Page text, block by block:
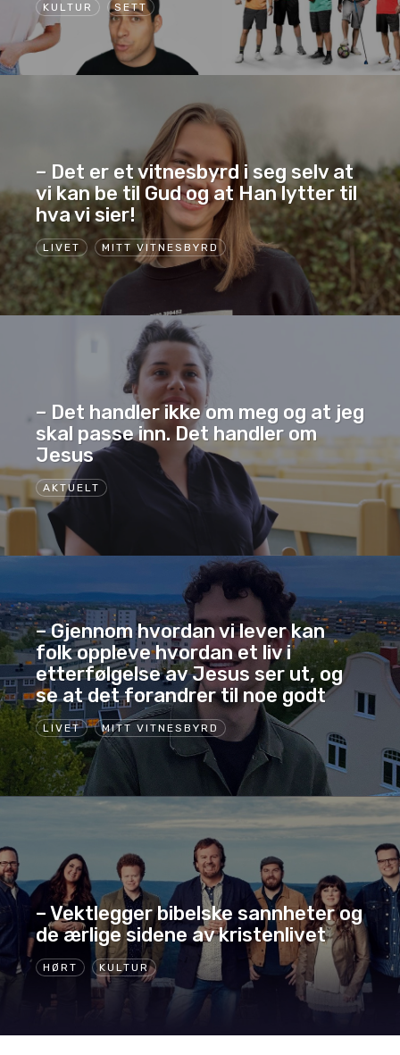
KULTUR SETT
LIVET MITT VITNESBYRD
– Det er et vitnesbyrd i seg selv at
vi kan be til Gud og at Han lytter til
hva vi sier!
AKTUELT
– Det handler ikke om meg og at jeg
skal passe inn. Det handler om
Jesus
LIVET MITT VITNESBYRD
– Gjennom hvordan vi lever kan
folk oppleve hvordan et liv i
etterfølgelse av Jesus ser ut, og
se at det forandrer til noe godt
HØRT KULTUR
– Vektlegger bibelske sannheter og
de ærlige sidene av kristenlivet